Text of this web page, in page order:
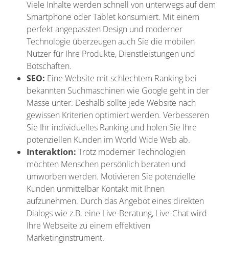
Viele Inhalte werden schnell von unterwegs auf dem
Smartphone oder Tablet konsumiert. Mit einem
perfekt angepassten Design und moderner
Technologie überzeugen auch Sie die mobilen
Nutzer für Ihre Produkte, Dienstleistungen und
Botschaften.
SEO: Eine Website mit schlechtem Ranking bei
bekannten Suchmaschinen wie Google geht in der
Masse unter. Deshalb sollte jede Website nach
gewissen Kriterien optimiert werden. Verbesseren
Sie Ihr individuelles Ranking und holen Sie Ihre
potenziellen Kunden im World Wide Web ab.
Interaktion: Trotz moderner Technologien
möchten Menschen persönlich beraten und
umworben werden. Motivieren Sie potenzielle
Kunden unmittelbar Kontakt mit Ihnen
aufzunehmen. Durch das Angebot eines direkten
Dialogs wie z.B. eine Live-Beratung, Live-Chat wird
Ihre Webseite zu einem effektiven
Marketinginstrument.